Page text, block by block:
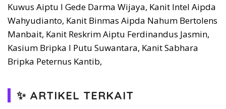
Kuwus Aiptu I Gede Darma Wijaya, Kanit Intel Aipda
Wahyudianto, Kanit Binmas Aipda Nahum Bertolens
Manbait, Kanit Reskrim Aiptu Ferdinandus Jasmin,
Kasium Bripka I Putu Suwantara, Kanit Sabhara
Bripka Peternus Kantib,
✨ ARTIKEL TERKAIT